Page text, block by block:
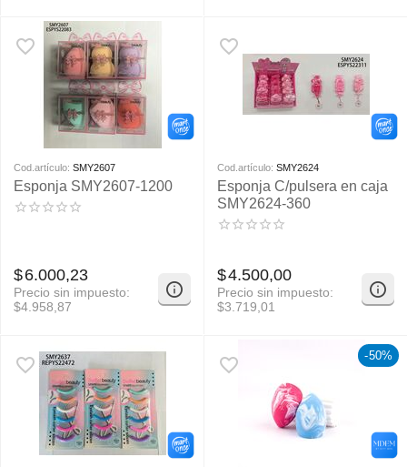
Cod.artículo: SMY2607
Esponja SMY2607-1200
$6.000,23
Precio sin impuesto:
$4.958,87
Cod.artículo: SMY2624
Esponja C/pulsera en caja
SMY2624-360
$4.500,00
Precio sin impuesto:
$3.719,01
-50%